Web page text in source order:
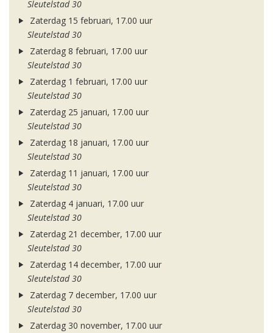
Sleutelstad 30
Zaterdag 15 februari, 17.00 uur
Sleutelstad 30
Zaterdag 8 februari, 17.00 uur
Sleutelstad 30
Zaterdag 1 februari, 17.00 uur
Sleutelstad 30
Zaterdag 25 januari, 17.00 uur
Sleutelstad 30
Zaterdag 18 januari, 17.00 uur
Sleutelstad 30
Zaterdag 11 januari, 17.00 uur
Sleutelstad 30
Zaterdag 4 januari, 17.00 uur
Sleutelstad 30
Zaterdag 21 december, 17.00 uur
Sleutelstad 30
Zaterdag 14 december, 17.00 uur
Sleutelstad 30
Zaterdag 7 december, 17.00 uur
Sleutelstad 30
Zaterdag 30 november, 17.00 uur